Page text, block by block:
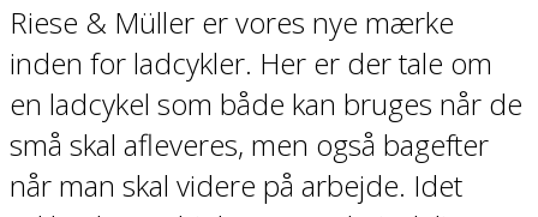
Riese & Müller er vores nye mærke
inden for ladcykler. Her er der tale om
en ladcykel som både kan bruges når de
små skal afleveres, men også bagefter
når man skal videre på arbejde. Idet